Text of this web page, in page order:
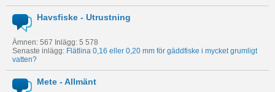
Havsfiske - Utrustning
Ämnen: 567 Inlägg: 5 578
Senaste inlägg: Flätlina 0,16 eller 0,20 mm för gäddfiske i mycket grumligt
vatten?
Mete - Allmänt